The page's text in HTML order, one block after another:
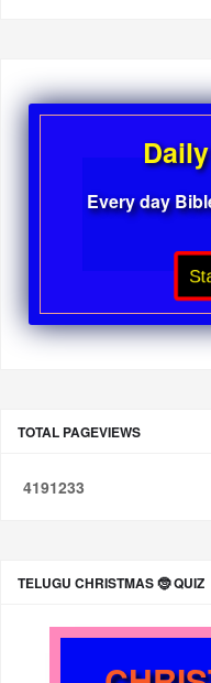
Every day
TOTAL PAGEVIEWS
4191233
TELUGU CHRISTMAS 🤶 QUIZ